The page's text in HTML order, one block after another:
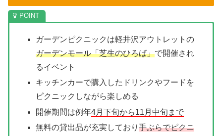
ガーデンピクニックは軽井沢アウトレットの
ガーデンモール「芝生のひろば」で開催され
るイベント
キッチンカーで購入したドリンクやフードを
ピクニックしながら楽しめる
開催期間は例年4月下旬から11月中旬まで
無料の貸出品が充実しており手ぶらでピクニ